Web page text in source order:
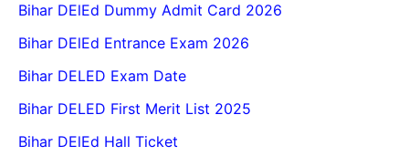
Bihar DElEd Dummy Admit Card 2026
Bihar DElEd Entrance Exam 2026
Bihar DELED Exam Date
Bihar DELED First Merit List 2025
Bihar DElEd Hall Ticket